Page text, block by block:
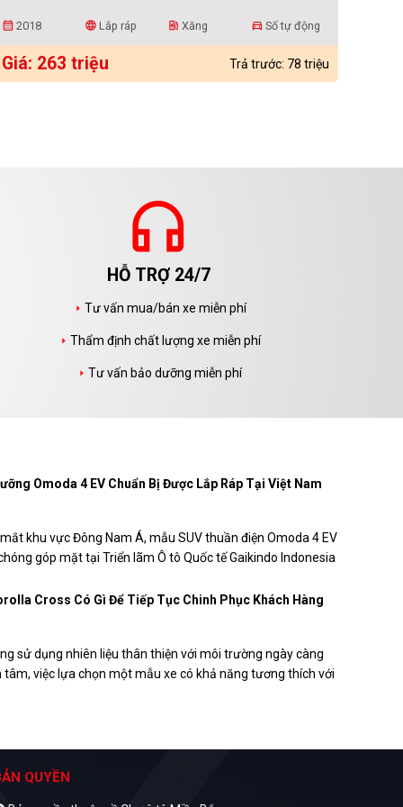
calendar_month 2018 language Lắp ráp ev_station Xăng directions_car Số tự động
Giá: 263 triệu Trả trước: 78 triệu
headphones
HỖ TRỢ 24/7
arrow_right Tư vấn mua/bán xe miễn phí
arrow_right Thẩm định chất lượng xe miễn phí
arrow_right Tư vấn bảo dưỡng miễn phí
Omoda 4 EV Chuẩn Bị Được Lắp Ráp Tại Việt Nam
khu vực Đông Nam Á, mẫu SUV thuần điện Omoda 4 EV
góp mặt tại Triển lãm Ô tô Quốc tế Gaikindo Indonesia
Cross Có Gì Để Tiếp Tục Chinh Phục Khách Hàng
sử dụng nhiên liệu thân thiện với môi trường ngày càng
tâm, việc lựa chọn một mẫu xe có khả năng tương thích với
gian tới.
QUYỀN